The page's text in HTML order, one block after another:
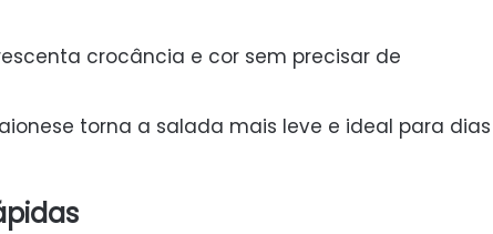
crocância e cor sem precisar de
torna a salada mais leve e ideal para dias